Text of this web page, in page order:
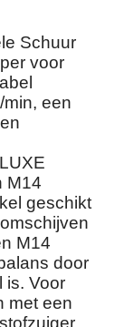
Schuur
voor
een
M14
geschikt
M14
door
is. Voor
met een